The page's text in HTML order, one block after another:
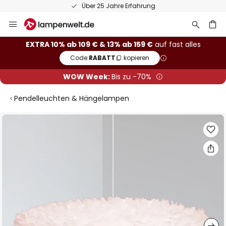
Über 25 Jahre Erfahrung
Inhalt
springen
EXTRA 10% ab 109 € & 13% ab 159 €auf fast alles
Code:RABATT kopieren
WOW Week:Bis zu -70%
Pendelleuchten & Hängelampen
Zum